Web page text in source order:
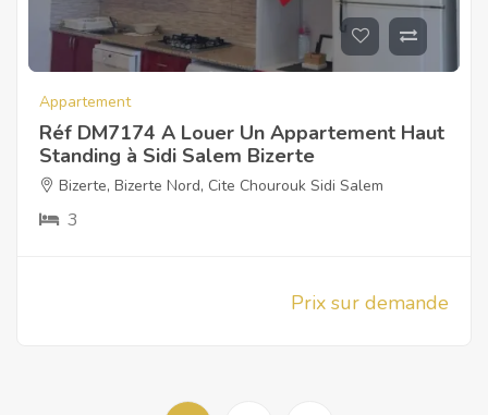
Appartement
Réf DM7174 A Louer Un Appartement Haut
Standing à Sidi Salem Bizerte
Bizerte, Bizerte Nord, Cite Chourouk Sidi Salem
3
Prix sur demande